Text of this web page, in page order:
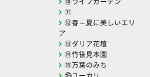
⑪
⑫春～夏に美しいエリ
ア
⑬ダリア花壇
⑭竹笹見本園
⑮万葉のみち